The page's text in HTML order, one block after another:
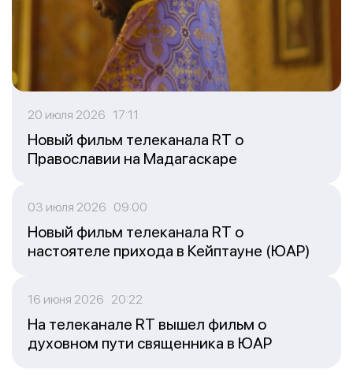
20 июля 2026 17:11
Новый фильм телеканала RT о
Православии на Мадагаскаре
03 июля 2026 09:00
Новый фильм телеканала RT о
настоятеле прихода в Кейптауне (ЮАР)
16 июня 2026 20:22
На телеканале RT вышел фильм о
духовном пути священника в ЮАР